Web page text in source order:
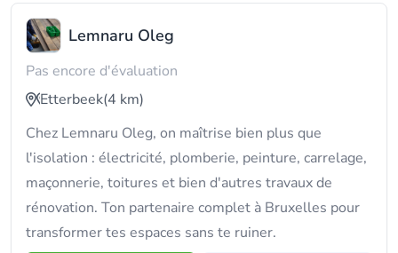
Lemnaru Oleg
Pas encore d'évaluation
Etterbeek(4 km)
Chez Lemnaru Oleg, on maîtrise bien plus que
l'isolation : électricité, plomberie, peinture, carrelage,
maçonnerie, toitures et bien d'autres travaux de
rénovation. Ton partenaire complet à Bruxelles pour
transformer tes espaces sans te ruiner.